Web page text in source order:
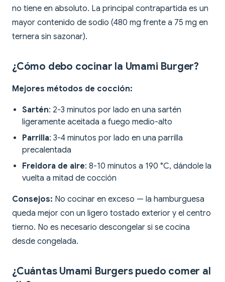
no tiene en absoluto. La principal contrapartida es un
mayor contenido de sodio (480 mg frente a 75 mg en
ternera sin sazonar).
¿Cómo debo cocinar la Umami Burger?
Mejores métodos de cocción:
Sartén: 2-3 minutos por lado en una sartén
ligeramente aceitada a fuego medio-alto
Parrilla: 3-4 minutos por lado en una parrilla
precalentada
Freidora de aire: 8-10 minutos a 190 °C, dándole la
vuelta a mitad de cocción
Consejos: No cocinar en exceso — la hamburguesa
queda mejor con un ligero tostado exterior y el centro
tierno. No es necesario descongelar si se cocina
desde congelada.
¿Cuántas Umami Burgers puedo comer al